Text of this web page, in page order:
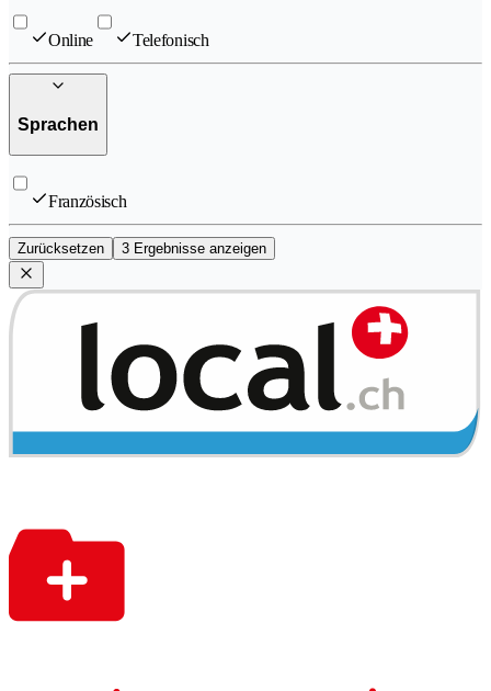
Online Telefonisch
Sprachen
Französisch
Zurücksetzen 3 Ergebnisse anzeigen